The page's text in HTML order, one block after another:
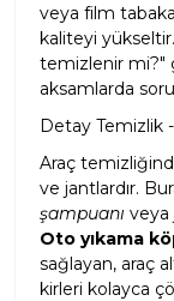
veya film
kaliteyi
temizlenir mi?"
aksamlarda
Detay Temizlik
Araç
ve jantlardır.
şampuanı veya
Oto yıkama
sağlayan, araç
kirleri kolayca